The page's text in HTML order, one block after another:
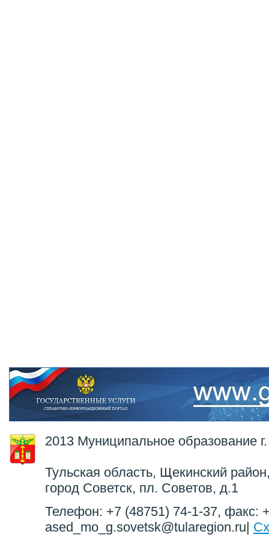
2013 Муниципальное образование
Тульская область, Щекинский
город Советск, пл. Советов, д.1
Телефон: +7 (48751) 74-1-37, факс:
ased_mo_g.sovetsk@tularegion.ru|